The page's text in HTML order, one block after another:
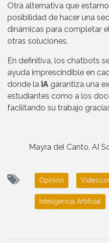
Otra alternativa que
posibilidad de hacer una
dinámicas para completar
otras soluciones.
En definitiva, los chatbots
ayuda imprescindible en
donde la IA garantiza una
estudiantes como a los
facilitando su trabajo
Mayra del Canto, AI
Opinión
Inteligencia Artificial